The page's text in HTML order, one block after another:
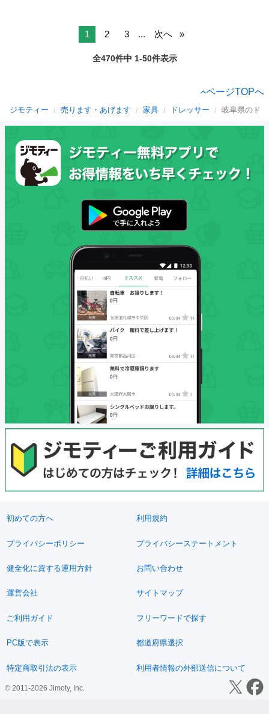
1 2 3 ... 次へ
全470件中 1-50件表示
ページTOPへ
ジモティー 売ります・あげます 家具 ドレッサー 岐阜県のド
初めての方へ 利用規約
プライバシーポリシー プライバシーステートメント
健全化に資する運用方針 お問い合わせ
運営会社 サイトマップ
ご利用ガイド フリーワードで探す
PC版で表示 都道府県選択
特定商取引法の表示 利用者情報の外部送信について
© 2011-2026 Jimoty, Inc.